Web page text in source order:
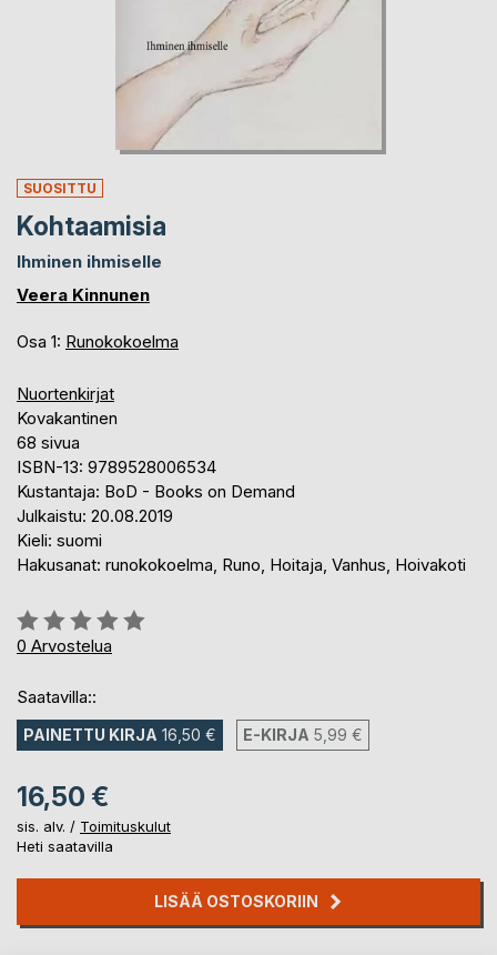
SUOSITTU
Kohtaamisia
Ihminen ihmiselle
Veera Kinnunen
Osa 1: Runokokoelma
Nuortenkirjat
Kovakantinen
68 sivua
ISBN-13: 9789528006534
Kustantaja: BoD - Books on Demand
Julkaistu: 20.08.2019
Kieli: suomi
Hakusanat: runokokoelma, Runo, Hoitaja, Vanhus, Hoivakoti
Arvostelu::
0%
0 Arvostelua
Saatavilla::
PAINETTU KIRJA 16,50 € E-KIRJA 5,99 €
16,50 €
sis. alv. / Toimituskulut
Heti saatavilla
LISÄÄ OSTOSKORIIN